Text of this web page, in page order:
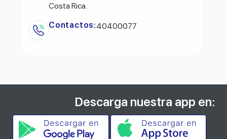
Costa Rica.
Contactos:40400077
Descarga nuestra app en: